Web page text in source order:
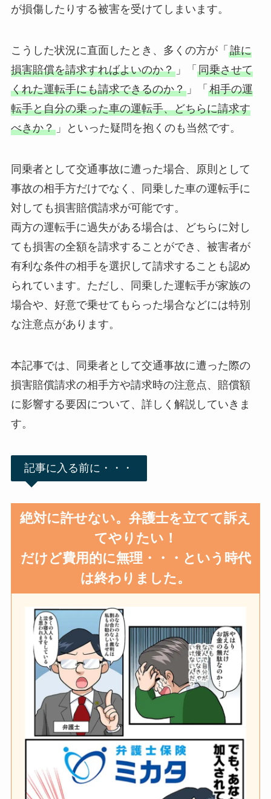
が損傷したりする被害を受けてしまいます。
こうした状況に直面したとき、多くの方が「 誰に
損害賠償を請求すればよいのか？」「 同乗させて
くれた運転手にも請求できるのか？」「 相手の運
転手と自分の乗った車の運転手、どちらに請求す
べきか？」といった疑問を抱くのも当然です。
同乗者として交通事故に遭った場合、原則として
事故の相手方だけでなく、同乗した車の運転手に
対しても損害賠償請求が可能です。
両方の運転手に過失がある場合は、どちらに対し
ても損害の全額を請求することができ、被害者が
有利な条件の相手を選択して請求することも認め
られています。ただし、同乗した運転手が家族の
場合や、好意で乗せてもらった場合などには特別
な注意点があります。
本記事では、同乗者として交通事故に遭った際の
損害賠償請求の相手方や請求時の注意点、賠償額
に影響する要因について、詳しく解説していきま
す。
記事に入る前に・・・
絶対に許せない。弁護士を立てて訴え
てやりたい！
だけど費用的に無理・・・という時代
は終わりました。